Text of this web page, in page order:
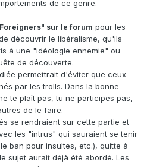
de ce genre.
sur le forum pour les
découvrir le libéralisme, qu'ils
à une "idéologie ennemie" ou
de découverte.
permettrait d'éviter que ceux
par les trolls. Dans la bonne
te plaît pas, tu ne participes pas,
de le faire.
se rendraient sur cette partie et
les "intrus" qui sauraient se tenir
ban pour insultes, etc.), quitte à
sujet aurait déjà été abordé. Les